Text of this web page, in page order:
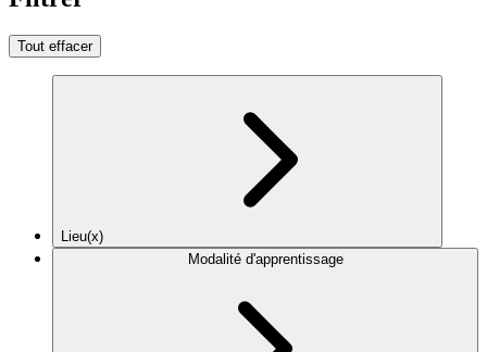
Tout effacer
Lieu(x)
Modalité d'apprentissage